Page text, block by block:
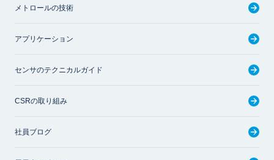
メトロールの技術
アプリケーション
センサのテクニカルガイド
CSRの取り組み
社員ブログ